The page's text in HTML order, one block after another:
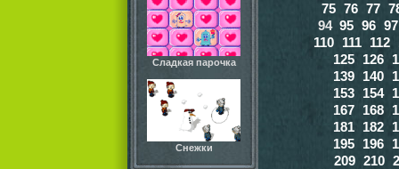
Сладкая парочка
Снежки
75 76 77
94 95 96 97
110 111 112
125 126
139 140
153 154
167 168
181 182
195 196
209 210